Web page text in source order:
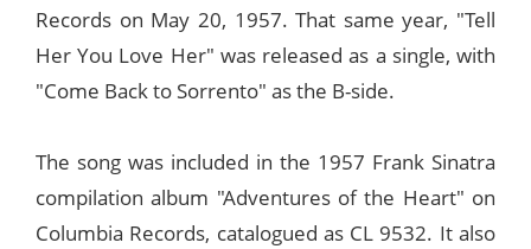
Records on May 20, 1957. That same year, "Tell
Her You Love Her" was released as a single, with
"Come Back to Sorrento" as the B-side.
The song was included in the 1957 Frank Sinatra
compilation album "Adventures of the Heart" on
Columbia Records, catalogued as CL 9532. It also